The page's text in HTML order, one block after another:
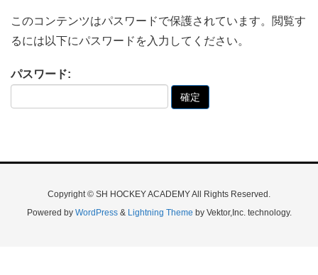
このコンテンツはパスワードで保護されています。閲覧す
るには以下にパスワードを入力してください。
パスワード:
Copyright © SH HOCKEY ACADEMY All Rights Reserved.
Powered by WordPress& Lightning Theme by Vektor,Inc. technology.